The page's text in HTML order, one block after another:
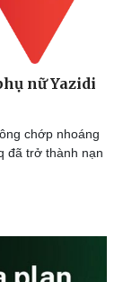
nữ Yazidi
chớp nhoáng
đã trở thành nạn